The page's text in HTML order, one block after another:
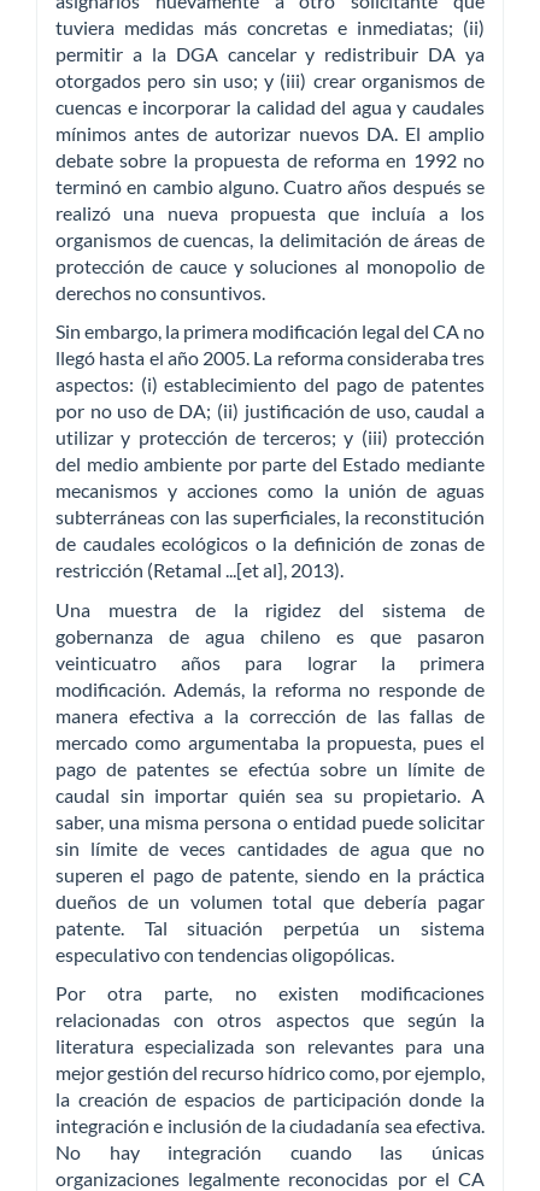
tuviera medidas más concretas e inmediatas; (ii)
permitir a la DGA cancelar y redistribuir DA ya
otorgados pero sin uso; y (iii) crear organismos de
cuencas e incorporar la calidad del agua y caudales
mínimos antes de autorizar nuevos DA. El amplio
debate sobre la propuesta de reforma en 1992 no
terminó en cambio alguno. Cuatro años después se
realizó una nueva propuesta que incluía a los
organismos de cuencas, la delimitación de áreas de
protección de cauce y soluciones al monopolio de
derechos no consuntivos.
Sin embargo, la primera modificación legal del CA no
llegó hasta el año 2005. La reforma consideraba tres
aspectos: (i) establecimiento del pago de patentes
por no uso de DA; (ii) justificación de uso, caudal a
utilizar y protección de terceros; y (iii) protección
del medio ambiente por parte del Estado mediante
mecanismos y acciones como la unión de aguas
subterráneas con las superficiales, la reconstitución
de caudales ecológicos o la definición de zonas de
restricción (Retamal ...[et al], 2013).
Una muestra de la rigidez del sistema de
gobernanza de agua chileno es que pasaron
veinticuatro años para lograr la primera
modificación. Además, la reforma no responde de
manera efectiva a la corrección de las fallas de
mercado como argumentaba la propuesta, pues el
pago de patentes se efectúa sobre un límite de
caudal sin importar quién sea su propietario. A
saber, una misma persona o entidad puede solicitar
sin límite de veces cantidades de agua que no
superen el pago de patente, siendo en la práctica
dueños de un volumen total que debería pagar
patente. Tal situación perpetúa un sistema
especulativo con tendencias oligopólicas.
Por otra parte, no existen modificaciones
relacionadas con otros aspectos que según la
literatura especializada son relevantes para una
mejor gestión del recurso hídrico como, por ejemplo,
la creación de espacios de participación donde la
integración e inclusión de la ciudadanía sea efectiva.
No hay integración cuando las únicas
organizaciones legalmente reconocidas por el CA